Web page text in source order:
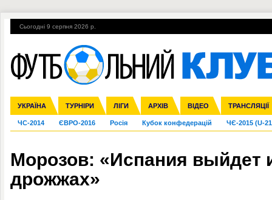
Сьогодні 9 серпня 2026 р.
УКРАЇНА ТУРНІРИ ЛІГИ АРХІВ ВІДЕО ТРАНСЛЯЦІЇ
Збірна Прем'єр-ліга Перша ліга Друга ліга Кубок України
Ліга чемпіонів Ліга Європи Міжнародні Ліга націй Ліга
Англія Іспанія Італія Німеччина Франція Інші
ЧС-2014 ЄВРО-2016 Росія Кубок конфедерацій ЧЄ-2015 (U-
Гарячі теми УПЛ, 2-й тур ВІЙНА УПЛ-ПЕРЕХОДИ
Морозов: «Испания выйдет
дрожжах»